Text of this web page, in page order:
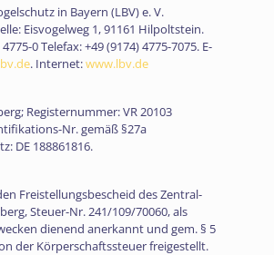
in Bayern (LBV) e. V.
Eisvogelweg 1, 91161 Hilpoltstein.
0Telefax: +49 (9174) 4775-7075. E-
. Internet:www.lbv.de
Registernummer: VR 20103
Nr. gemäß §27a
DE 188861816.
Freistellungsbescheid des Zentral-
Steuer-Nr. 241/109/70060, als
dienend anerkannt und gem. § 5
der Körperschaftssteuer freigestellt.